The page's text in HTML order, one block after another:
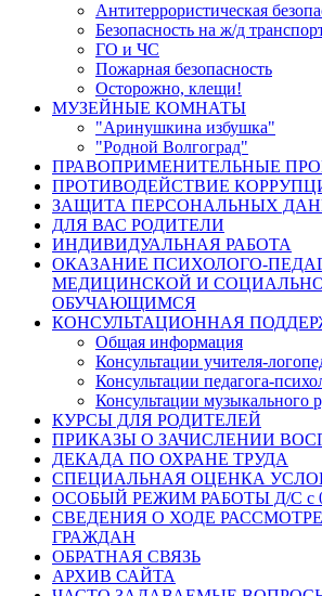
Антитеррористическая
Безопасность на ж/д
ГО и ЧС
Пожарная безопасность
Осторожно, клещи!
МУЗЕЙНЫЕ КОМНАТЫ
"Аринушкина избушка"
"Родной Волгоград"
ПРАВОПРИМЕНИТЕЛЬНЫЕ
ПРОТИВОДЕЙСТВИЕ
ЗАЩИТА ПЕРСОНАЛЬНЫХ
ДЛЯ ВАС РОДИТЕЛИ
ИНДИВИДУАЛЬНАЯ РАБОТА
ОКАЗАНИЕ ПСИХОЛОГО-
МЕДИЦИНСКОЙ И
ОБУЧАЮЩИМСЯ
КОНСУЛЬТАЦИОННАЯ
Общая информация
Консультации учителя-
Консультации педагога-
Консультации музыкального
КУРСЫ ДЛЯ РОДИТЕЛЕЙ
ПРИКАЗЫ О ЗАЧИСЛЕНИИ
ДЕКАДА ПО ОХРАНЕ ТРУДА
СПЕЦИАЛЬНАЯ ОЦЕНКА
ОСОБЫЙ РЕЖИМ РАБОТЫ Д/С с
СВЕДЕНИЯ О ХОДЕ
ГРАЖДАН
ОБРАТНАЯ СВЯЗЬ
АРХИВ САЙТА